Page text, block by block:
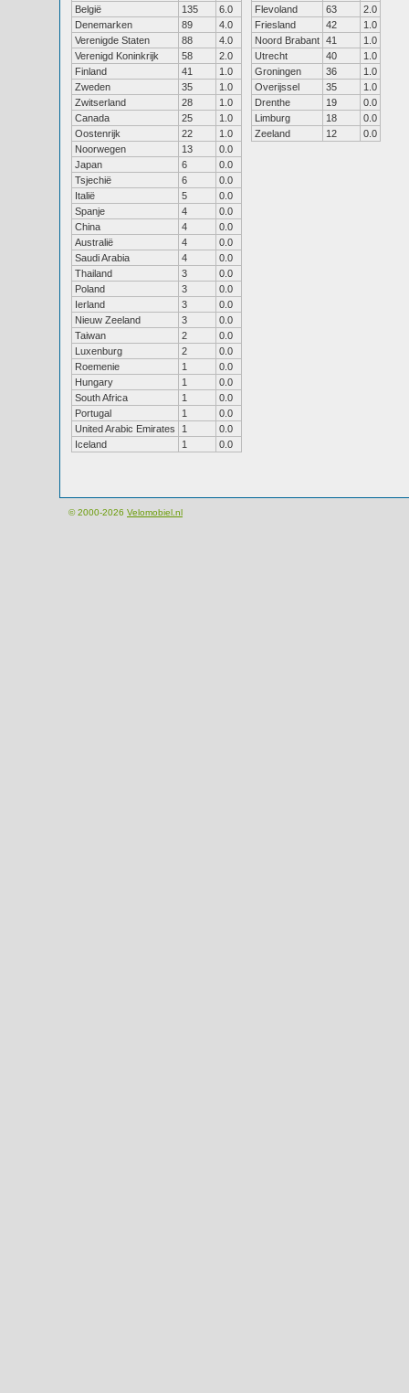
België
135
6.0
Denemarken
89
4.0
Verenigde Staten
88
4.0
Verenigd Koninkrijk
58
2.0
Finland
41
1.0
Zweden
35
1.0
Zwitserland
28
1.0
Canada
25
1.0
Oostenrijk
22
1.0
Noorwegen
13
0.0
Japan
6
0.0
Tsjechië
6
0.0
Italië
5
0.0
Spanje
4
0.0
China
4
0.0
Australië
4
0.0
Saudi Arabia
4
0.0
Thailand
3
0.0
Poland
3
0.0
Ierland
3
0.0
Nieuw Zeeland
3
0.0
Taiwan
2
0.0
Luxenburg
2
0.0
Roemenie
1
0.0
Hungary
1
0.0
South Africa
1
0.0
Portugal
1
0.0
United Arabic Emirates
1
0.0
Iceland
1 0.0
Flevoland
63
2.0
Friesland
42
1.0
Noord Brabant 41
1.0
Utrecht
40
1.0
Groningen
36
1.0
Overijssel
35
1.0
Drenthe
19
0.0
Limburg
18
0.0
Zeeland
12 0.0
© 2000-2026 Velomobiel.nl